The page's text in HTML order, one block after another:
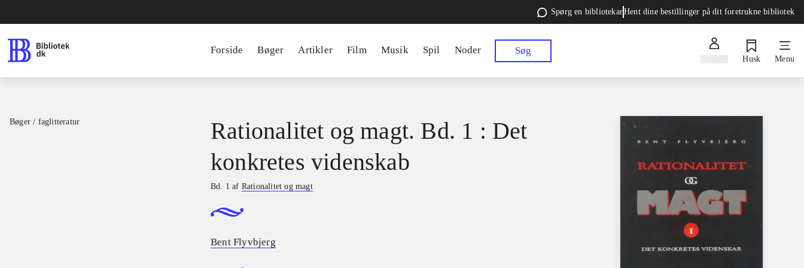
Spørg en bibliotekarHent dine bestillinger på dit foretrukne bibliotek
Forside Bøger Artikler Film Musik Spil Noder Søg
Husk Menu
Bøger / faglitteratur
Rationalitet og magt. Bd. 1 : Det
konkretes videnskab
Bd. 1 af Rationalitet og magt
Bent Flyvbjerg